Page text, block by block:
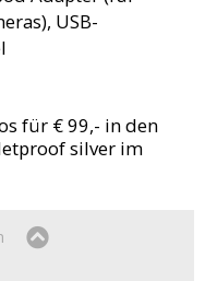
USB-
für € 99,- in den
silver im